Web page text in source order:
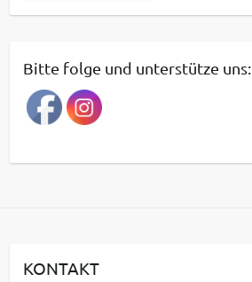
e
r
a
g
a
v
Bitte folge und unterstütze uns:
KONTAKT